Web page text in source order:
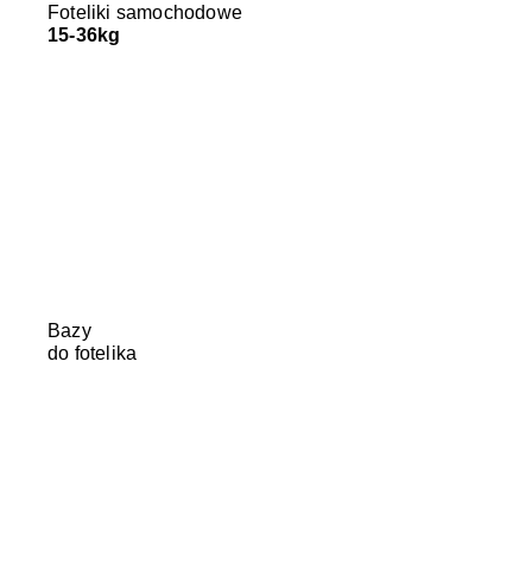
Foteliki samochodowe
15-36kg
Bazy
do fotelika